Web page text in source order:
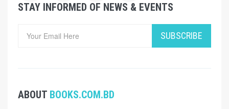
STAY INFORMED OF NEWS & EVENTS
SUBSCRIBE
ABOUT BOOKS.COM.BD